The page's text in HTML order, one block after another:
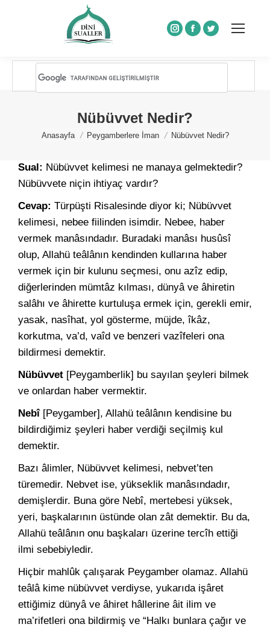
Instagram
Facebook
Twitter
Nübüvvet Nedir?
You are here:
Anasayfa Peygamberlere İman Nübüvvet Nedir?
Sual: Nübüvvet kelimesi ne manaya gelmektedir?
Nübüvvete niçin ihtiyaç vardır?
Cevap: Türpüşti Risalesinde diyor ki; Nübüvvet
kelimesi, nebee fiilinden isimdir. Nebee, haber
vermek manâsındadır. Buradaki manâsı husûsî
olup, Allahü teâlânın kendinden kullarına haber
vermek için bir kulunu seçmesi, onu azîz edip,
diğerlerinden mümtâz kılması, dünyâ ve âhiretin
salâhı ve âhirette kurtuluşa ermek için, gerekli emir,
yasak, nasîhat, yol gösterme, müjde, îkâz,
korkutma, va’d, vaîd ve benzeri vazîfeleri ona
bildirmesi demektir.
Nübüvvet [Peygamberlik] bu sayılan şeyleri bilmek
ve onlardan haber vermektir.
Nebî[Peygamber], Allahü teâlânın kendisine bu
bildirdiğimiz şeyleri haber verdiği seçilmiş kul
demektir.
Bazı âlimler, Nübüvvet kelimesi, nebvet’ten
türemedir. Nebvet ise, yükseklik manâsındadır,
demişlerdir. Buna göre Nebî, mertebesi yüksek,
yeri, başkalarının üstünde olan zât demektir. Bu da,
Allahü teâlânın onu başkaları üzerine tercîh ettiği
ilmi sebebiyledir.
Hiçbir mahlûk çalışarak Peygamber olamaz. Allahü
teâlâ kime nübüvvet verdiyse, yukarıda işâret
ettiğimiz dünyâ ve âhiret hâllerine âit ilim ve
ma’rifetleri ona bildirmiş ve “Halkı bunlara çağır ve